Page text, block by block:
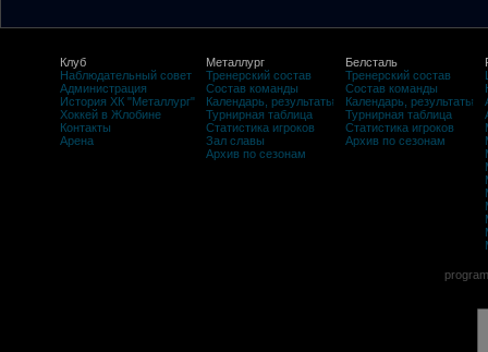
Клуб
Наблюдательный совет
Администрация
История ХК "Металлург"
Хоккей в Жлобине
Контакты
Арена
Металлург
Тренерский состав
Состав команды
Календарь, результаты
Турнирная таблица
Статистика игроков
Зал славы
Архив по сезонам
Белсталь
Тренерский состав
Состав команды
Календарь, результаты
Турнирная таблица
Статистика игроков
Архив по сезонам